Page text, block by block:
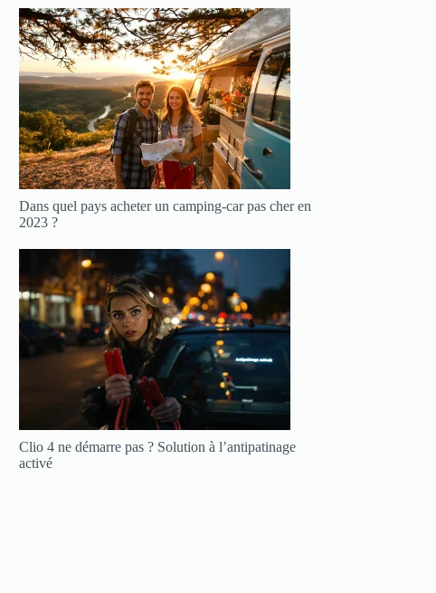
Dans quel pays acheter un camping-car pas cher en
2023 ?
Clio 4 ne démarre pas ? Solution à l’antipatinage
activé